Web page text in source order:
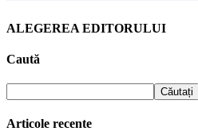
ALEGEREA EDITORULUI
Caută
Articole recente